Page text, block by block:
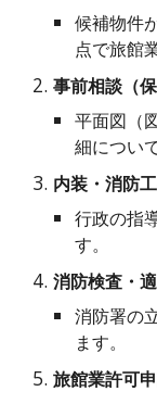
候補物件
点で旅館
事前相談（
平面図（
細につい
内装・消防
行政の指
す。
消防検査・
消防署の
ます。
旅館業許可